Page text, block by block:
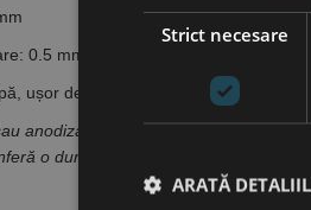
0.5 mm/m
ușor de citit chiar și pe lumină slabă
anodizat)
este aluminiu care a
o durabilitate sporită, rezistență la
Strict necesare
ARATĂ